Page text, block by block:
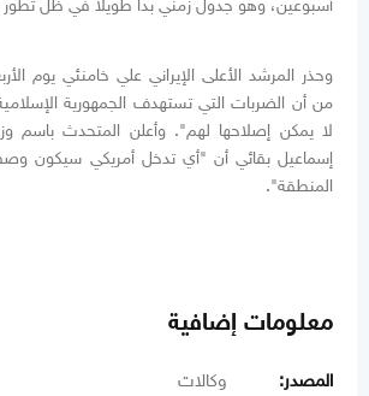
أسبوعين، وهو جدول زمني بدا طويلا في ظل
وحذر المرشد الأعلى الإيراني علي خامنئي يوم
من أن الضربات التي تستهدف الجمهورية
لا يمكن إصلاحها لهم". وأعلن المتحدث باسم وزارة
إسماعيل بقائي أن "أي تدخل أمريكي سيكون
المنطقة".
معلومات إضافية
المصدر: وكالات